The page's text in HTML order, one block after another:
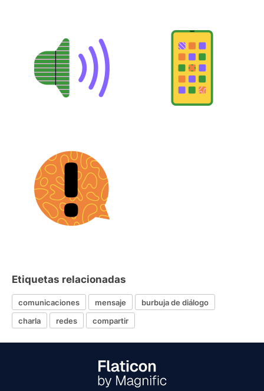
Etiquetas relacionadas
comunicaciones mensaje
burbuja de diálogo
charla
redes compartir